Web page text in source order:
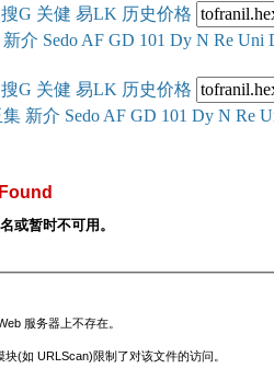
搜G 关健 易LK 历史价格
新介 Sedo AF GD 101 Dy N Re Uni